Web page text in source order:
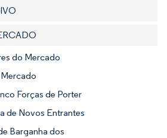
do Mercado
Forças de Porter
de Novos Entrantes
Barganha dos